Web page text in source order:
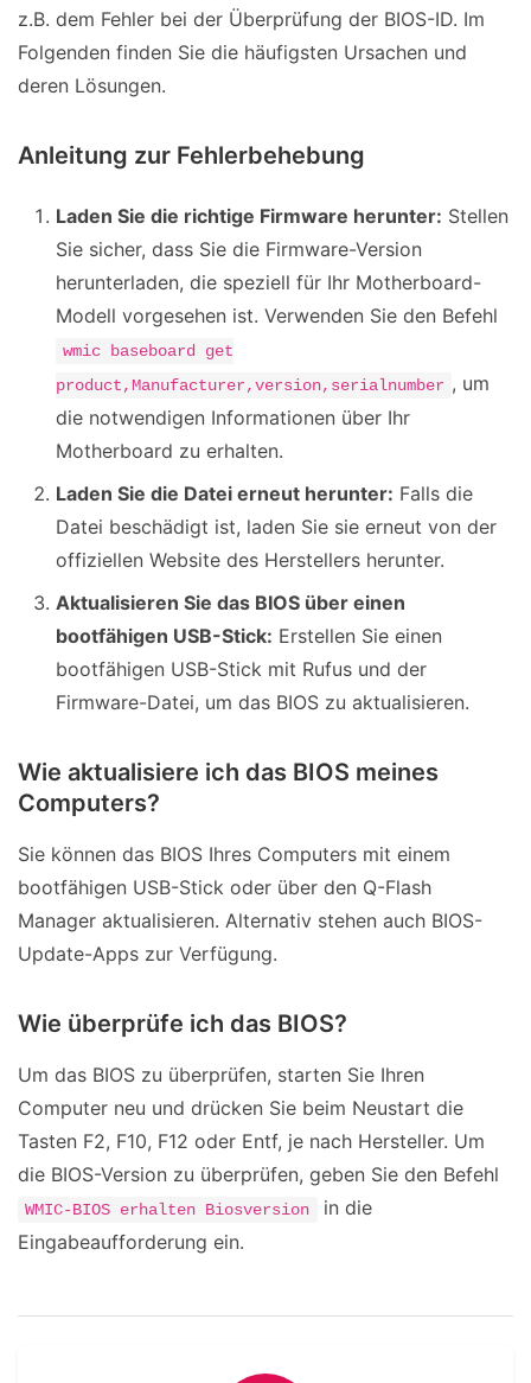
z.B. dem Fehler bei der Überprüfung der BIOS-ID. Im
Folgenden finden Sie die häufigsten Ursachen und
deren Lösungen.
Anleitung zur Fehlerbehebung
Laden Sie die richtige Firmware herunter: Stellen
Sie sicher, dass Sie die Firmware-Version
herunterladen, die speziell für Ihr Motherboard-
Modell vorgesehen ist. Verwenden Sie den Befehl
wmic baseboard get
product,Manufacturer,version,serialnumber , um
die notwendigen Informationen über Ihr
Motherboard zu erhalten.
Laden Sie die Datei erneut herunter: Falls die
Datei beschädigt ist, laden Sie sie erneut von der
offiziellen Website des Herstellers herunter.
Aktualisieren Sie das BIOS über einen
bootfähigen USB-Stick: Erstellen Sie einen
bootfähigen USB-Stick mit Rufus und der
Firmware-Datei, um das BIOS zu aktualisieren.
Wie aktualisiere ich das BIOS meines
Computers?
Sie können das BIOS Ihres Computers mit einem
bootfähigen USB-Stick oder über den Q-Flash
Manager aktualisieren. Alternativ stehen auch BIOS-
Update-Apps zur Verfügung.
Wie überprüfe ich das BIOS?
Um das BIOS zu überprüfen, starten Sie Ihren
Computer neu und drücken Sie beim Neustart die
Tasten F2, F10, F12 oder Entf, je nach Hersteller. Um
die BIOS-Version zu überprüfen, geben Sie den Befehl
WMIC-BIOS erhalten Biosversion
in die
Eingabeaufforderung ein.